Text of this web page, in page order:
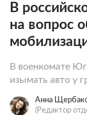
В
на вопрос
В военкомате
изымать авто у
Анна
(Редактор